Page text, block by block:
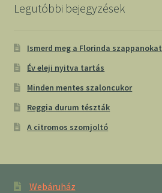
Legutóbbi bejegyzések
Ismerd meg a Florinda szappanokat
Év eleji nyitva tartás
Minden mentes szaloncukor
Reggia durum tészták
A citromos szomjoltó
Webáruház